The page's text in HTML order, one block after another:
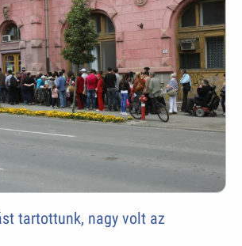
tartottunk, nagy volt az